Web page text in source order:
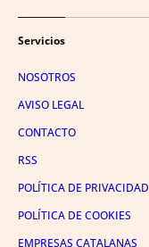
Servicios
NOSOTROS
AVISO LEGAL
CONTACTO
RSS
POLÍTICA DE PRIVACIDAD
POLÍTICA DE COOKIES
EMPRESAS CATALANAS